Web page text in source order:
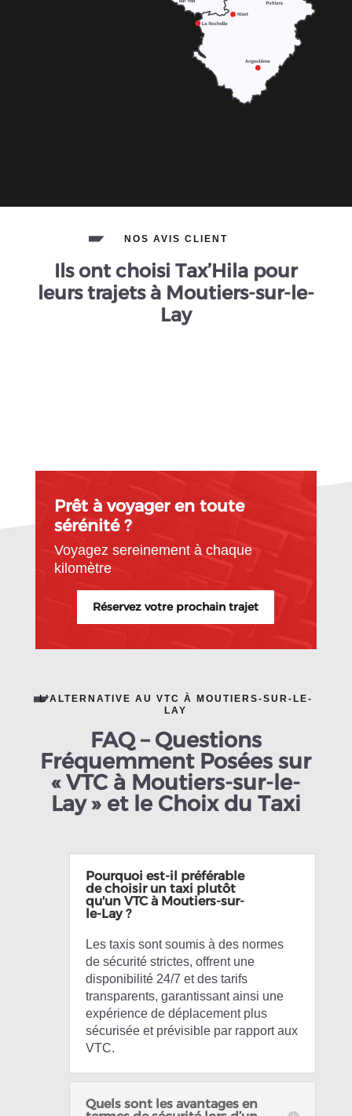
NOS AVIS CLIENT
Ils ont choisi Tax’Hila pour
leurs trajets à Moutiers-sur-le-
Lay
Prêt à voyager en toute
sérénité ?
Voyagez sereinement à chaque
kilomètre
Réservez votre prochain trajet
L’ALTERNATIVE AU VTC À MOUTIERS-SUR-LE-
LAY
FAQ – Questions
Fréquemment Posées sur
« VTC à Moutiers-sur-le-
Lay » et le Choix du Taxi
Pourquoi est-il préférable
de choisir un taxi plutôt
qu'un VTC à Moutiers-sur-
le-Lay ?
Les taxis sont soumis à des normes
de sécurité strictes, offrent une
disponibilité 24/7 et des tarifs
transparents, garantissant ainsi une
expérience de déplacement plus
sécurisée et prévisible par rapport aux
VTC.
Quels sont les avantages en